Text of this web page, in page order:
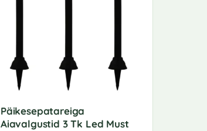
Päikesepatareiga
Aiavalgustid 3 Tk Led Must